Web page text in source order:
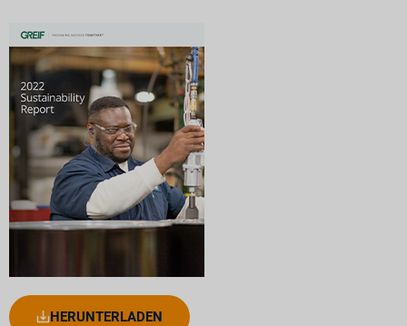
HERUNTERLADEN